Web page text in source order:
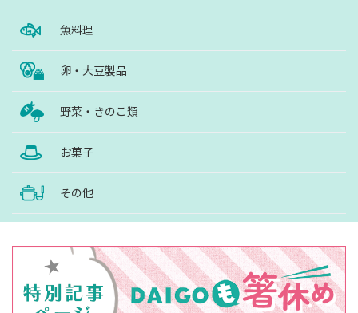
魚料理
卵・大豆製品
野菜・きのこ類
お菓子
その他